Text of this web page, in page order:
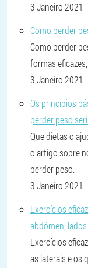
3 Janeiro 2021
Como perder
Como perder
formas
3 Janeiro 2021
Os princípios
perder peso
Que dietas o
o artigo sobre
perder peso.
3 Janeiro 2021
Exercícios
abdômen,
Exercícios
as laterais e os